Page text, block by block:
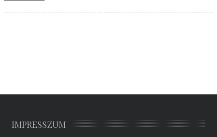
IMPRESSZUM